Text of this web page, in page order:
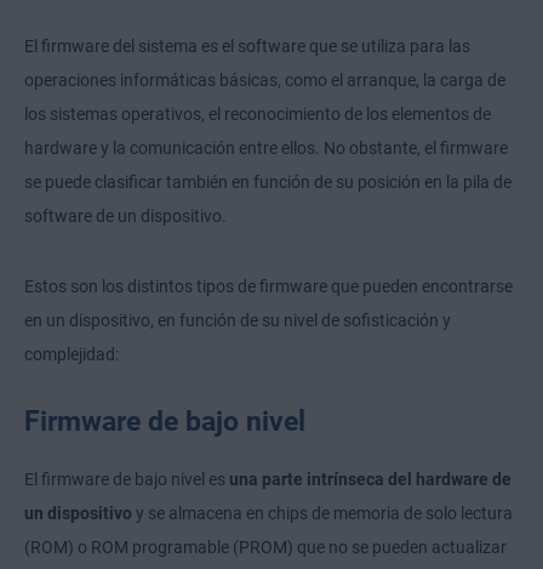
El firmware del sistema es el software que se utiliza para las
operaciones informáticas básicas, como el arranque, la carga de
los sistemas operativos, el reconocimiento de los elementos de
hardware y la comunicación entre ellos. No obstante, el firmware
se puede clasificar también en función de su posición en la pila de
software de un dispositivo.
Estos son los distintos tipos de firmware que pueden encontrarse
en un dispositivo, en función de su nivel de sofisticación y
complejidad:
Firmware de bajo nivel
El firmware de bajo nivel es una parte intrínseca del hardware de
un dispositivo y se almacena en chips de memoria de solo lectura
(ROM) o ROM programable (PROM) que no se pueden actualizar